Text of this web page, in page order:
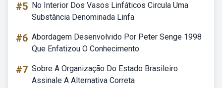
#5 No Interior Dos Vasos Linfáticos Circula Uma
Substância Denominada Linfa
#6 Abordagem Desenvolvido Por Peter Senge 1998
Que Enfatizou O Conhecimento
#7 Sobre A Organização Do Estado Brasileiro
Assinale A Alternativa Correta